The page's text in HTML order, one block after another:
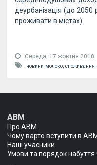
деурбанізація (до 2050
проживати в містах).
Середа, 17 жовтня 2018
новини молоко, споживання
АВМ
Про АВМ
Чому варто вступити в АВМ
Наші учасники
Умови та порядок